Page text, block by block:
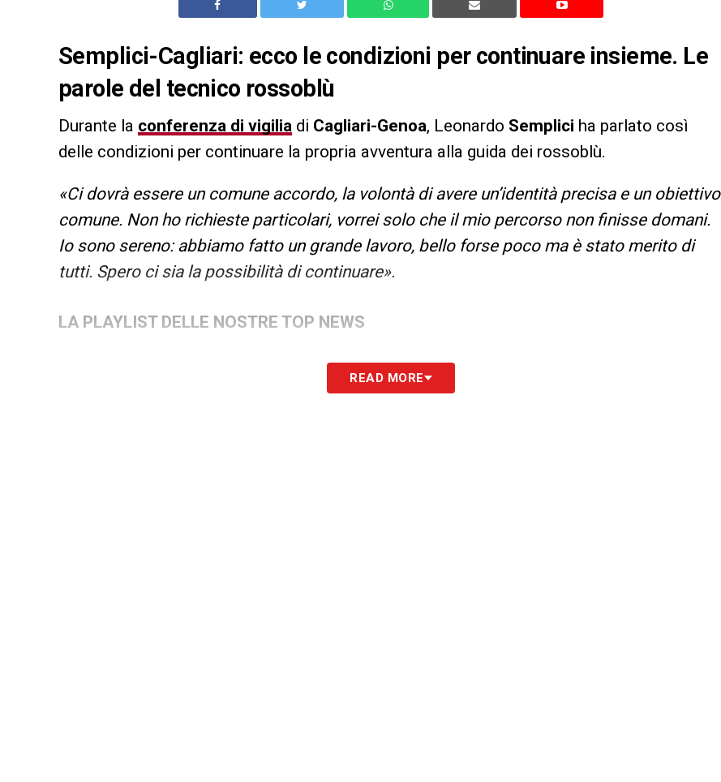
Semplici-Cagliari: ecco le condizioni per continuare insieme. Le
parole del tecnico rossoblù
Durante la conferenza di vigilia di Cagliari-Genoa, Leonardo Semplici ha parlato così
delle condizioni per continuare la propria avventura alla guida dei rossoblù.
«Ci dovrà essere un comune accordo, la volontà di avere un’identità precisa e un obiettivo
comune. Non ho richieste particolari, vorrei solo che il mio percorso non finisse domani.
Io sono sereno: abbiamo fatto un grande lavoro, bello forse poco ma è stato merito di
tutti. Spero ci sia la possibilità di continuare».
LA PLAYLIST DELLE NOSTRE TOP NEWS
READ MORE